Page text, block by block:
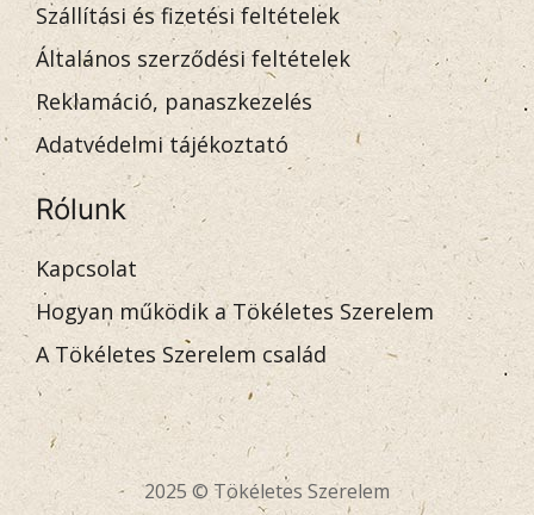
Szállítási és fizetési feltételek
Általános szerződési feltételek
Reklamáció, panaszkezelés
Adatvédelmi tájékoztató
Rólunk
Kapcsolat
Hogyan működik a Tökéletes Szerelem
A Tökéletes Szerelem család
2025 © Tökéletes Szerelem